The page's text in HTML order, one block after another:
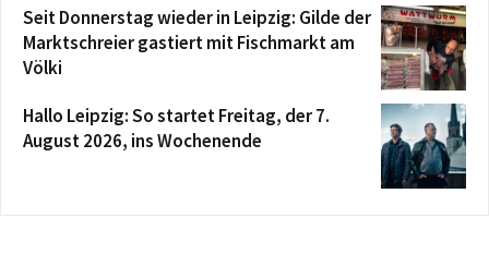
Seit Donnerstag wieder in Leipzig: Gilde der
Marktschreier gastiert mit Fischmarkt am
Völki
Hallo Leipzig: So startet Freitag, der 7.
August 2026, ins Wochenende